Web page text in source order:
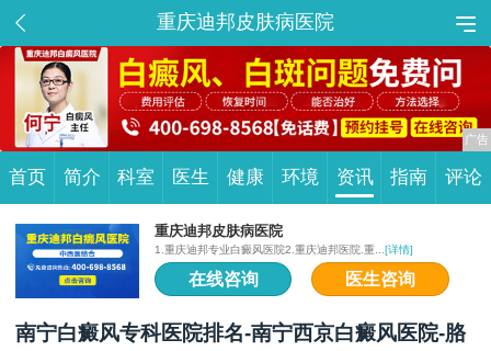
重庆迪邦皮肤病医院
首页 简介 科室 医生 健康 环境 资讯 指南 评论
重庆迪邦皮肤病医院
1.重庆迪邦专业白癜风医院2.重庆迪邦医院.重... [详情]
在线咨询 医生咨询
南宁白癜风专科医院排名-南宁西京白癜风医院-胳